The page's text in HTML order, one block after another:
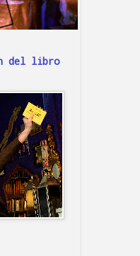
del libro